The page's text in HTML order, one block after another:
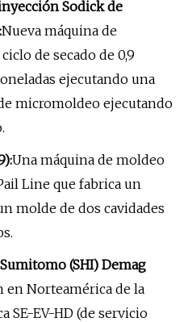
Sodick de
Nueva máquina de
de secado de 0,9
ejecutando una
micromoldeo ejecutando
Una máquina de moldeo
Line que fabrica un
molde de dos cavidades
(SHI) Demag
en Norteamérica de la
SE-EV-HD (de servicio